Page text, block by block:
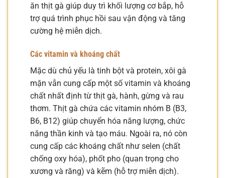
ăn thịt gà giúp duy trì khối lượng cơ bắp, hỗ
trợ quá trình phục hồi sau vận động và tăng
cường hệ miễn dịch.
Các vitamin và khoáng chất
Mặc dù chủ yếu là tinh bột và protein, xôi gà
mặn vẫn cung cấp một số vitamin và khoáng
chất nhất định từ thịt gà, hành, gừng và rau
thơm. Thịt gà chứa các vitamin nhóm B (B3,
B6, B12) giúp chuyển hóa năng lượng, chức
năng thần kinh và tạo máu. Ngoài ra, nó còn
cung cấp các khoáng chất như selen (chất
chống oxy hóa), phốt pho (quan trọng cho
xương và răng) và kẽm (hỗ trợ miễn dịch).